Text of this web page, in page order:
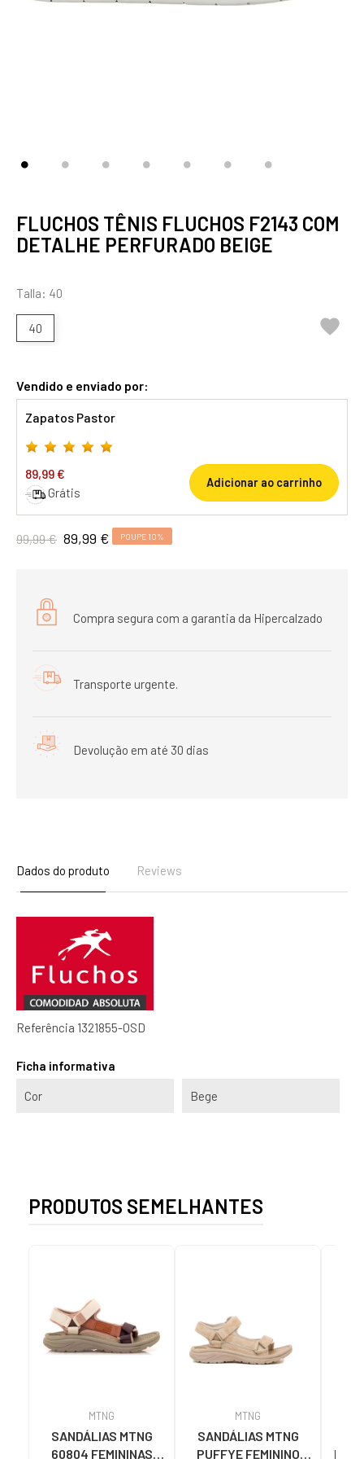
FLUCHOS TÊNIS FLUCHOS F2143 COM
DETALHE PERFURADO BEIGE
Talla: 40
40 
Vendido e enviado por:
Zapatos Pastor
89,99 €
Grátis
Adicionar ao carrinho
99,99 € 89,99 € POUPE 10%
Compra segura com a garantia da Hipercalzado
Transporte urgente.
Devolução em até 30 dias
Dados do produto Reviews
Referência 1321855-OSD
Ficha informativa
Cor Bege
PRODUTOS SEMELHANTES
MTNG
SANDÁLIAS MTNG
60804 FEMININAS
MTNG
SANDÁLIAS MTNG
PUFFYE FEMININO